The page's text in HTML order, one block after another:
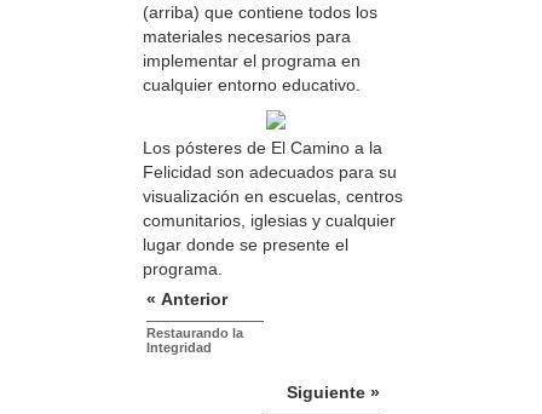
(arriba) que contiene todos los
materiales necesarios para
implementar el programa en
cualquier entorno educativo.
Los pósteres de El Camino a la
Felicidad son adecuados para su
visualización en escuelas, centros
comunitarios, iglesias y cualquier
lugar donde se presente el
programa.
« Anterior
Restaurando la
Integridad
Siguiente »